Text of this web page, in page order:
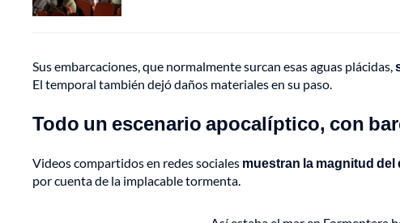
Sus embarcaciones, que normalmente surcan esas aguas plácidas,
El temporal también dejó daños materiales en su paso.
Todo un escenario apocalíptico, con
Videos compartidos en redes sociales muestran la magnitud
por cuenta de la implacable tormenta.